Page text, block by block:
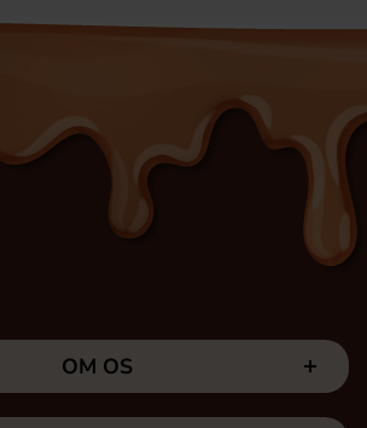
OM OS